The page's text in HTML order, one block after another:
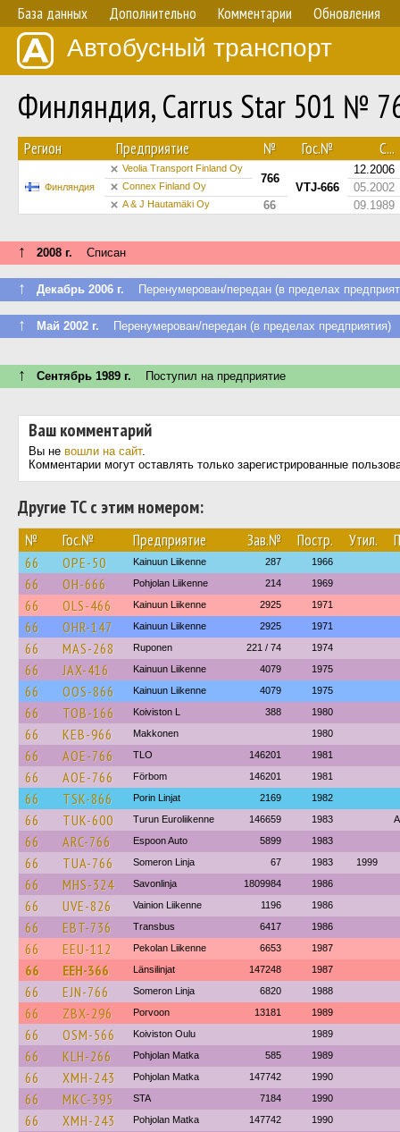
База данных Дополнительно Комментарии Обновления
Автобусный транспорт
Финляндия, Carrus Star 501 №
Регион Предприятие № Гос.№ С...
Финляндия
Veolia Transport Finland Oy
766
VTJ-666
12.2006
Connex Finland Oy 05.2002
A & J Hautamäki Oy 66 09.1989
↑ 2008 г. Списан
↑ Декабрь 2006 г. Перенумерован/передан (в пределах
↑ Май 2002 г. Перенумерован/передан (в пределах предприятия)
↑ Сентябрь 1989 г. Поступил на предприятие
Ваш комментарий
Вы не вошли на сайт.
Комментарии могут оставлять только зарегистрированные
Другие ТС с этим номером:
№ Гос.№ Предприятие Зав.№ Постр. Утил.
66 OPE-50 Kainuun Liikenne 287 1966
66 OH-666 Pohjolan Liikenne 214 1969
66 OLS-466 Kainuun Liikenne 2925 1971
66 OHR-147 Kainuun Liikenne 2925 1971
66 MAS-268 Ruponen 221 / 74 1974
66 JAX-416 Kainuun Liikenne 4079 1975
66 OOS-866 Kainuun Liikenne 4079 1975
66 TOB-166 Koiviston L 388 1980
66 KEB-966 Makkonen 1980
66 AOE-766 TLO 146201 1981
66 AOE-766 Förbom 146201 1981
66 TSK-866 Porin Linjat 2169 1982
66 TUK-600 Turun Euroliikenne 146659 1983
66 ARC-766 Espoon Auto 5899 1983
66 TUA-766 Someron Linja 67 1983 1999
66 MHS-324 Savonlinja 1809984 1986
66 UVE-826 Vainion Liikenne 1196 1986
66 EBT-736 Transbus 6417 1986
66 EEU-112 Pekolan Liikenne 6653 1987
66 EEH-366 Länsilinjat 147248 1987
66 EJN-766 Someron Linja 6820 1988
66 ZBX-296 Porvoon 13181 1989
66 OSM-566 Koiviston Oulu 1989
66 KLH-266 Pohjolan Matka 585 1989
66 XMH-243 Pohjolan Matka 147742 1990
66 MKC-395 STA 7184 1990
66 XMH-243 Pohjolan Matka 147742 1990